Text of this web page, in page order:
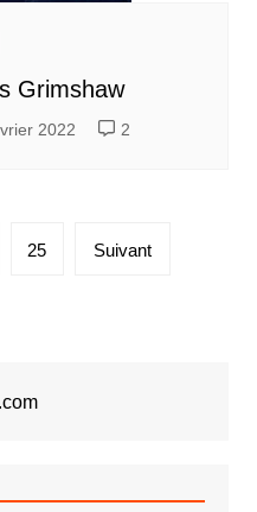
Grimshaw
2022 2
25 Suivant